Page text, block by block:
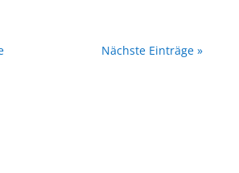
Nächste Einträge »